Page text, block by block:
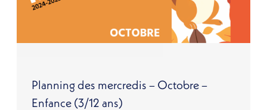
Planning des mercredis – Octobre –
Enfance (3/12 ans)